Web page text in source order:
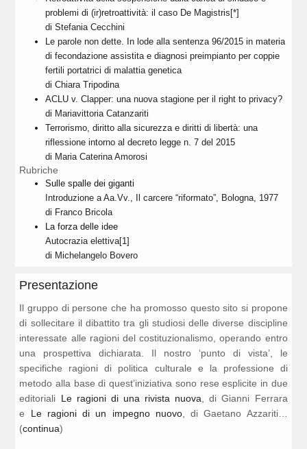
problemi di (ir)retroattività: il caso De Magistris[*]
di Stefania Cecchini
Le parole non dette. In lode alla sentenza 96/2015 in materia
di fecondazione assistita e diagnosi preimpianto per coppie
fertili portatrici di malattia genetica
di Chiara Tripodina
ACLU v. Clapper: una nuova stagione per il right to privacy?
di Mariavittoria Catanzariti
Terrorismo, diritto alla sicurezza e diritti di libertà: una
riflessione intorno al decreto legge n. 7 del 2015
di Maria Caterina Amorosi
Rubriche
Sulle spalle dei giganti
Introduzione a Aa.Vv., Il carcere “riformato”, Bologna, 1977
di Franco Bricola
La forza delle idee
Autocrazia elettiva[1]
di Michelangelo Bovero
Presentazione
Il gruppo di persone che ha promosso questo sito si propone
di sollecitare il dibattito tra gli studiosi delle diverse discipline
interessate alle ragioni del costituzionalismo, operando entro
una prospettiva dichiarata. Il nostro ‘punto di vista’, le
specifiche ragioni di politica culturale e la professione di
metodo alla base di quest’iniziativa sono rese esplicite in due
editoriali Le ragioni di una rivista nuova , di Gianni Ferrara
e Le ragioni di un impegno nuovo, di Gaetano Azzariti…
(continua)